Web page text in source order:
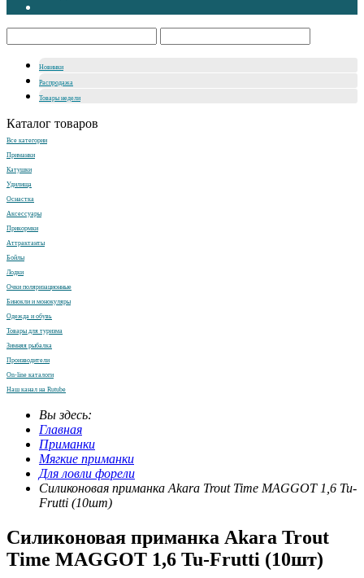
Новинки
Распродажа
Товары недели
Каталог товаров
Все категории
Приманки
Катушки
Удилища
Оснастка
Аксессуары
Прикормки
Аттрактанты
Бойлы
Лодки
Очки поляризационные
Бинокли и монокуляры
Одежда и обувь
Товары для туризма
Зимняя рыбалка
Производители
On-line каталоги
Наш канал на Rutube
Вы здесь:
Главная
Приманки
Мягкие приманки
Для ловли форели
Силиконовая приманка Akara Trout Time MAGGOT 1,6 Tu-
Frutti (10шт)
Силиконовая приманка Akara Trout
Time MAGGOT 1,6 Tu-Frutti (10шт)